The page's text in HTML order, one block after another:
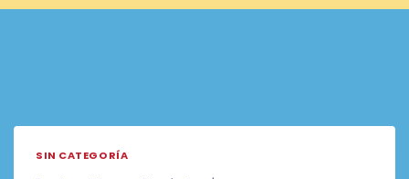
SIN CATEGORÍA